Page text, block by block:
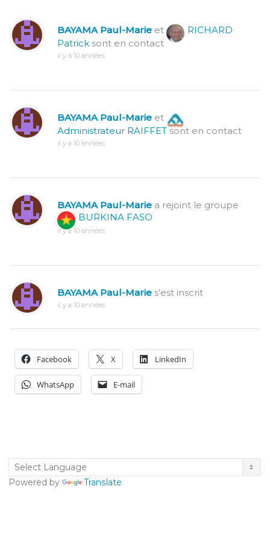
BAYAMA Paul-Marie et
RICHARD
Patrick sont en contact
il y a 10 années
BAYAMA Paul-Marie et
Administrateur RAIFFETsont en contact
il y a 10 années
BAYAMA Paul-Marie a rejoint le groupe
BURKINA FASO
il y a 10 années
BAYAMA Paul-Marie s'est inscrit
il y a 10 années
Facebook X LinkedIn
WhatsApp E-mail
Powered by Translate